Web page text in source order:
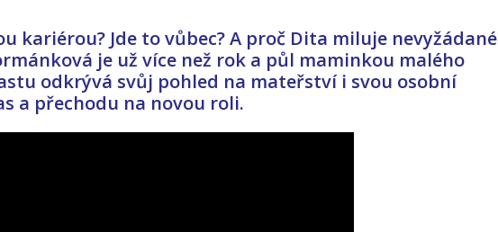
kariérou? Jde to vůbec? A proč Dita miluje nevyžádané
je už více než rok a půl maminkou malého
odkrývá svůj pohled na mateřství i svou osobní
a přechodu na novou roli.